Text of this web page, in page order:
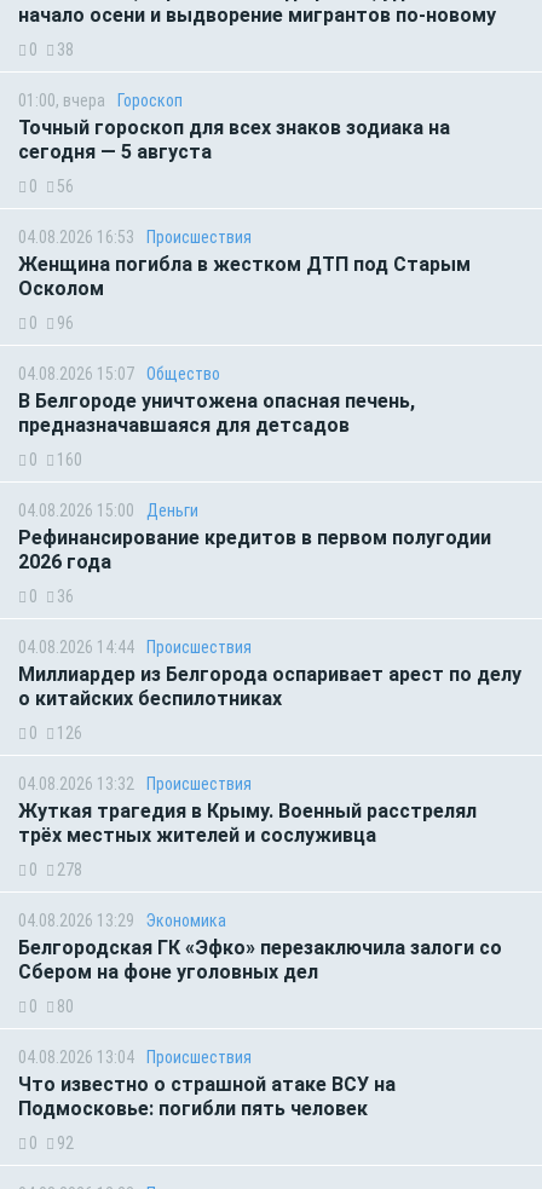
начало осени и выдворение мигрантов по-новому
0 38
01:00, вчера Гороскоп
Точный гороскоп для всех знаков зодиака на
сегодня — 5 августа
0 56
04.08.2026 16:53 Происшествия
Женщина погибла в жестком ДТП под Старым
Осколом
0 96
04.08.2026 15:07 Общество
В Белгороде уничтожена опасная печень,
предназначавшаяся для детсадов
0 160
04.08.2026 15:00 Деньги
Рефинансирование кредитов в первом полугодии
2026 года
0 36
04.08.2026 14:44 Происшествия
Миллиардер из Белгорода оспаривает арест по делу
о китайских беспилотниках
0 126
04.08.2026 13:32 Происшествия
Жуткая трагедия в Крыму. Военный расстрелял
трёх местных жителей и сослуживца
0 278
04.08.2026 13:29 Экономика
Белгородская ГК «Эфко» перезаключила залоги со
Сбером на фоне уголовных дел
0 80
04.08.2026 13:04 Происшествия
Что известно о страшной атаке ВСУ на
Подмосковье: погибли пять человек
0 92